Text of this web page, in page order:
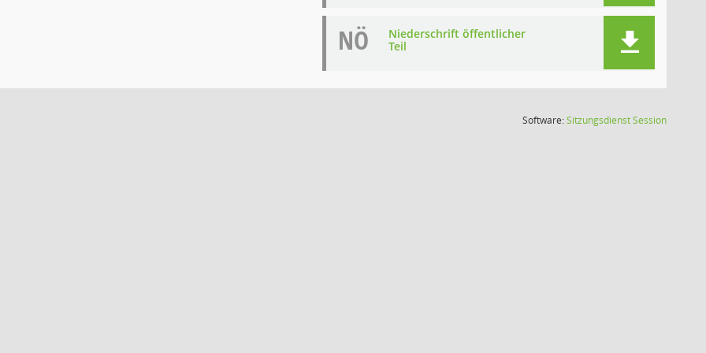
NÖ
Niederschrift öffentlicher
Teil
Software:SitzungsdienstSession(Wird in